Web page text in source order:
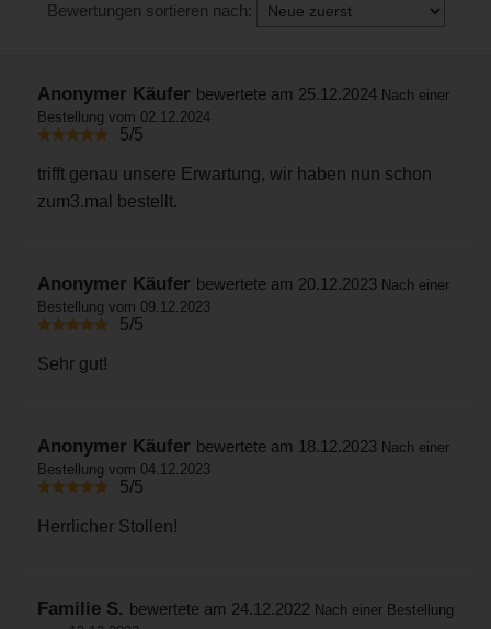
Bewertungen sortieren nach:
Anonymer Käufer bewertete am 25.12.2024 Nach einer
Bestellung vom 02.12.2024
5/5
trifft genau unsere Erwartung, wir haben nun schon
zum3.mal bestellt.
Anonymer Käufer bewertete am 20.12.2023 Nach einer
Bestellung vom 09.12.2023
5/5
Sehr gut!
Anonymer Käufer bewertete am 18.12.2023 Nach einer
Bestellung vom 04.12.2023
5/5
Herrlicher Stollen!
Familie S. bewertete am 24.12.2022 Nach einer Bestellung